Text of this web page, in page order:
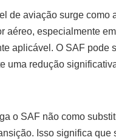
de aviação surge
aéreo, especialmente
aplicável. O SAF pode
uma redução
o SAF não como
Isso significa